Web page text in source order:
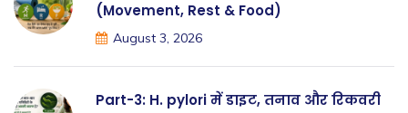
(Movement, Rest & Food)
August 3, 2026
Part-3: H. pylori में डाइट, तनाव और रिकवरी